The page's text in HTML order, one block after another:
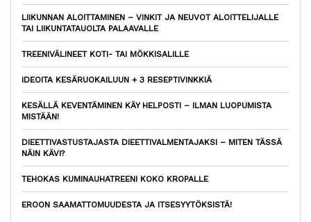
LIIKUNNAN ALOITTAMINEN – VINKIT JA NEUVOT ALOITTELIJALLE
TAI LIIKUNTATAUOLTA PALAAVALLE
TREENIVÄLINEET KOTI- TAI MÖKKISALILLE
IDEOITA KESÄRUOKAILUUN + 3 RESEPTIVINKKIÄ
KESÄLLÄ KEVENTÄMINEN KÄY HELPOSTI – ILMAN LUOPUMISTA
MISTÄÄN!
DIEETTIVASTUSTAJASTA DIEETTIVALMENTAJAKSI – MITEN TÄSSÄ
NÄIN KÄVI?
TEHOKAS KUMINAUHATREENI KOKO KROPALLE
EROON SAAMATTOMUUDESTA JA ITSESYYTÖKSISTÄ!